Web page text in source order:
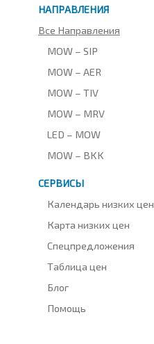
НАПРАВЛЕНИЯ
Все Направления
MOW – SIP
MOW – AER
MOW – TIV
MOW – MRV
LED – MOW
MOW – BKK
СЕРВИСЫ
Календарь низких цен
Карта низких цен
Спецпредложения
Таблица цен
Блог
Помощь